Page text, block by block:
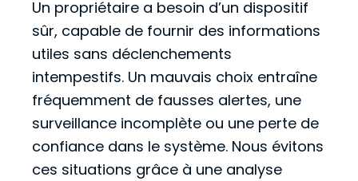
Un propriétaire a besoin d’un dispositif
sûr, capable de fournir des informations
utiles sans déclenchements
intempestifs. Un mauvais choix entraîne
fréquemment de fausses alertes, une
surveillance incomplète ou une perte de
confiance dans le système. Nous évitons
ces situations grâce à une analyse